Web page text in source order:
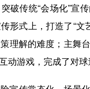
传统“会场化”宣
形式上，打造了“
理解的难度；主舞
游戏，完成了对球